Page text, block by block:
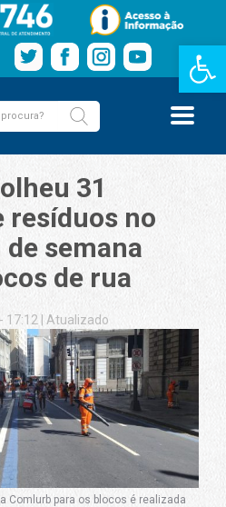
Barra de
31
resíduos no
semana
de rua
17:12 Atualizado
Comlurb para os blocos é realizada